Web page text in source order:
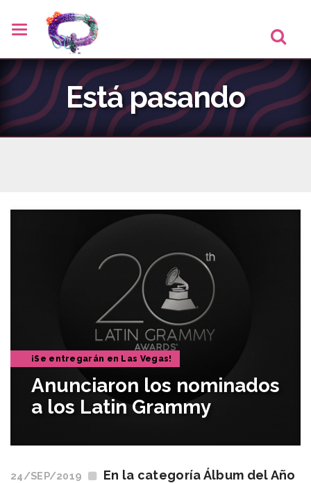
Está pasando
¡Se entregarán en Las Vegas!
Anunciaron los nominados
a los Latin Grammy
24/SEP/2019
En la categoría Álbum del Año